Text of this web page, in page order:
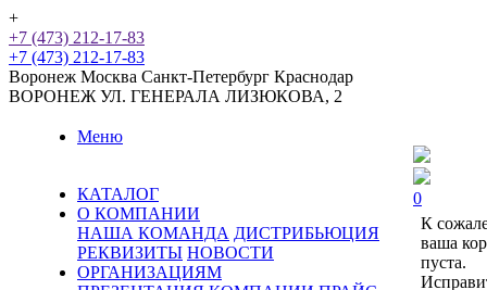
+
+7 (473) 212-17-83
+7 (473) 212-17-83
Воронеж Москва Санкт-Петербург Краснодар
ВОРОНЕЖ УЛ. ГЕНЕРАЛА ЛИЗЮКОВА, 2
Меню
КАТАЛОГ
О КОМПАНИИ
НАША КОМАНДА ДИСТРИБЬЮЦИЯ
РЕКВИЗИТЫ НОВОСТИ
ОРГАНИЗАЦИЯМ
0
К
ваша
пуста.